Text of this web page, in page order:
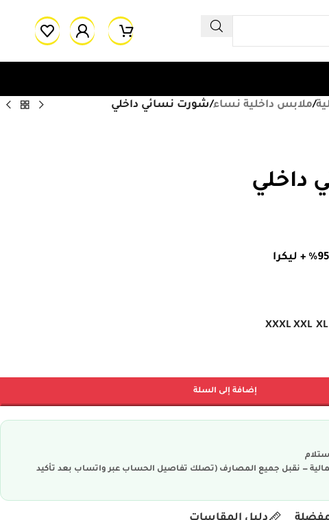
/ملابس داخلية نساء/شورت نسائي داخلي
داخلي
XL
XXL
XXXL
إضافة إلى السلة
— نقبل جميع المصارف (تصلك تفاصيل الحساب عبر واتساب بعد تأكيد